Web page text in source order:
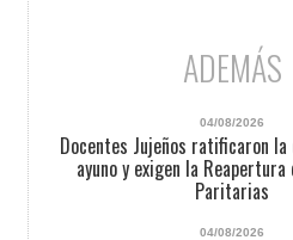
ADEMÁS
04/08/2026
Docentes Jujeños ratificaron
ayuno y exigen la
Paritarias
04/08/2026